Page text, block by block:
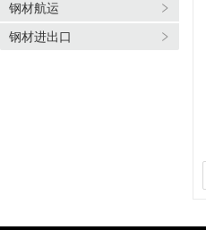
钢材航运
钢材进出口